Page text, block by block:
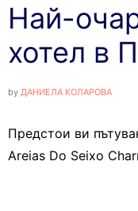
Най-
хотел в
by ДАНИЕЛА КОЛАРОВА
Предстои ви
Areias Do Seixo